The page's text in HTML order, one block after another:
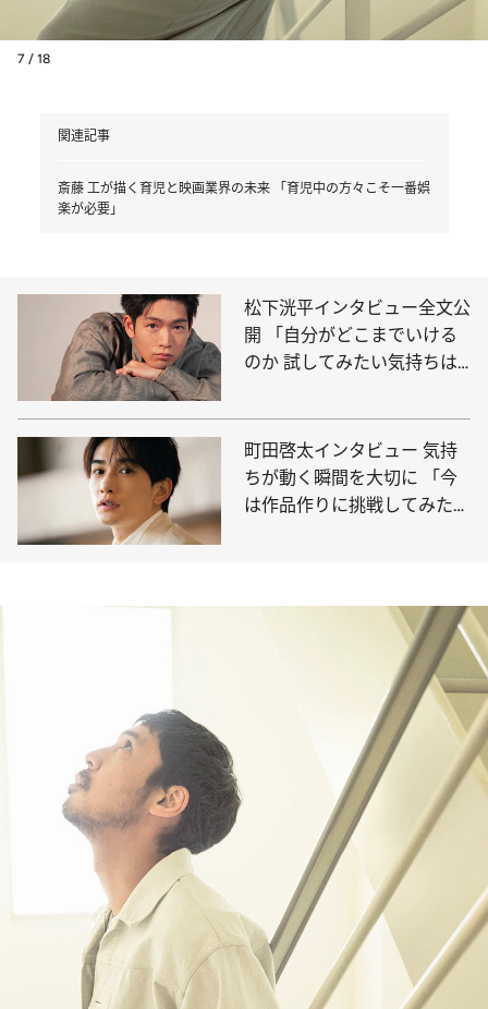
7 / 18
関連記事
斎藤 工が描く育児と映画業界の未来 「育児中の方々こそ一番娯
楽が必要」
松下洸平インタビュー全文公
開 「自分がどこまでいける
のか 試してみたい気持ちは
町田啓太インタビュー 気持
ちが動く瞬間を大切に 「今
は作品作りに挑戦してみた